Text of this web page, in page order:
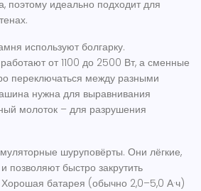
поэтому идеально подходит для
используют болгарку.
от 1100 до 2500 Вт, а сменные
переключаться между разными
нужна для выравнивания
молоток – для разрушения
шуруповёрты. Они лёгкие,
позволяют быстро закрутить
батарея (обычно 2,0–5,0 А·ч)